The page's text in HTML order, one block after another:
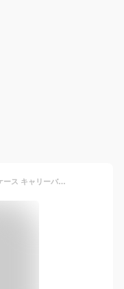
スーツケース Mサイズ 軽量 キャリーケース キャリーバッグ Mサイズ ストッパー付き 3日〜7日 大容量 超軽量 頑丈 軽い かわいい 女性 おしゃれ 人気 TSAロック アルミコーナーパッド ダブルキャスター TANOBI DHY03【18ケ月品質保証】